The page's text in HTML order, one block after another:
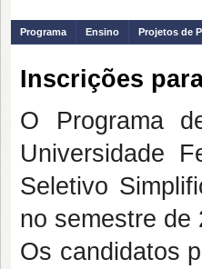
Programa Ensino Projetos de
Inscrições
O Programa
Universidade
Seletivo
no semestre de
Os candidatos